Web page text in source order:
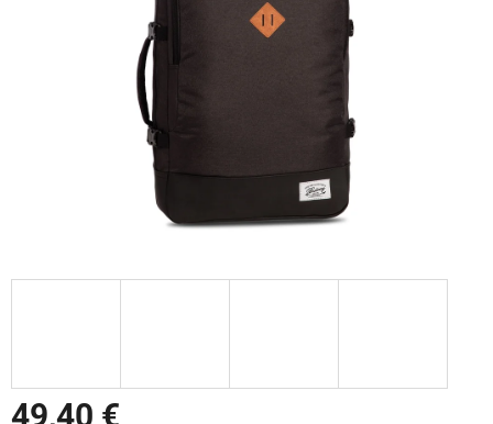
49,40 €